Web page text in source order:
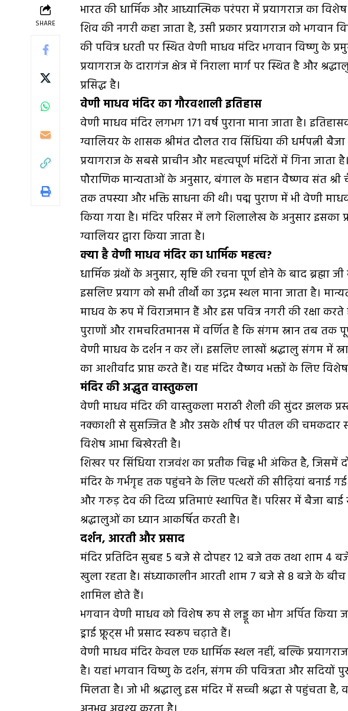
SHARE
भारत की धार्मिक और आध्यात्मिक परंपरा में प्रयागराज का
शिव की नगरी कहा जाता है, उसी प्रकार प्रयागराज को भगवान
की पवित्र धरती पर स्थित वेणी माधव मंदिर भगवान विष्णु के
प्रयागराज के दारागंज क्षेत्र में निराला मार्ग पर स्थित है और
प्रसिद्ध है।
वेणी माधव मंदिर का गौरवशाली इतिहास
वेणी माधव मंदिर लगभग 171 वर्ष पुराना माना जाता है।
ग्वालियर के शासक श्रीमंत दौलत राव सिंधिया की धर्मपत्नी
प्रयागराज के सबसे प्राचीन और महत्वपूर्ण मंदिरों में गिना जाता है।
पौराणिक मान्यताओं के अनुसार, बंगाल के महान वैष्णव संत श्री
तक तपस्या और भक्ति साधना की थी। पद्म पुराण में भी वेणी
किया गया है। मंदिर परिसर में लगे शिलालेख के अनुसार इसका
ग्वालियर द्वारा किया जाता है।
क्या है वेणी माधव मंदिर का धार्मिक महत्व?
धार्मिक ग्रंथों के अनुसार, सृष्टि की रचना पूर्ण होने के बाद ब्रह्मा
इसलिए प्रयाग को सभी तीर्थों का उद्गम स्थल माना जाता है।
माधव के रूप में विराजमान हैं और इस पवित्र नगरी की रक्षा करते
पुराणों और रामचरितमानस में वर्णित है कि संगम स्नान तब तक
वेणी माधव के दर्शन न कर लें। इसलिए लाखों श्रद्धालु संगम में
का आशीर्वाद प्राप्त करते हैं। यह मंदिर वैष्णव भक्तों के लिए
मंदिर की अद्भुत वास्तुकला
वेणी माधव मंदिर की वास्तुकला मराठी शैली की सुंदर झलक
नक्काशी से सुसज्जित है और उसके शीर्ष पर पीतल की चमकदार
विशेष आभा बिखेरती है।
शिखर पर सिंधिया राजवंश का प्रतीक चिह्न भी अंकित है, जिसमें
मंदिर के गर्भगृह तक पहुंचने के लिए पत्थरों की सीढ़ियां बनाई
और गरुड़ देव की दिव्य प्रतिमाएं स्थापित हैं। परिसर में बैजा
श्रद्धालुओं का ध्यान आकर्षित करती है।
दर्शन, आरती और प्रसाद
मंदिर प्रतिदिन सुबह 5 बजे से दोपहर 12 बजे तक तथा शाम 4
खुला रहता है। संध्याकालीन आरती शाम 7 बजे से 8 बजे के बीच
शामिल होते हैं।
भगवान वेणी माधव को विशेष रूप से लड्डू का भोग अर्पित किया
ड्राई फ्रूट्स भी प्रसाद स्वरूप चढ़ाते हैं।
वेणी माधव मंदिर केवल एक धार्मिक स्थल नहीं, बल्कि
है। यहां भगवान विष्णु के दर्शन, संगम की पवित्रता और सदियों
मिलता है। जो भी श्रद्धालु इस मंदिर में सच्ची श्रद्धा से पहुंचता